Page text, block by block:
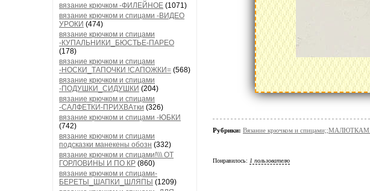
вязание крючком -ФИЛЕЙНОЕ (1071)
вязание крючком и спицами -ВИДЕО
УРОКИ (474)
вязание крючком и спицами
-КУПАЛЬНИКИ_БЮСТЬЕ-ПАРЕО
(178)
вязание крючком и спицами
-НОСКИ_ТАПОЧКИ !САПОЖКИ= (568)
вязание крючком и спицами
-ПОДУШКИ_СИДУШКИ (204)
вязание крючком и спицами
-САЛФЕТКИ-ПРИХВАтки (326)
вязание крючком и спицами -ЮБКИ
(742)
вязание крючком и спицами
подсказки манекены обозн (332)
вязание крючком и спицами!\\\ ОТ
ГОРЛОВИНЫ И ПО КР (860)
вязание крючком и спицами-
БЕРЕТЫ_ШАПКИ_ШЛЯПЫ (1209)
Рубрики: Вязание крючком и спицами;;МАЛЮТКАМ.
Понравилось: 1 пользователю